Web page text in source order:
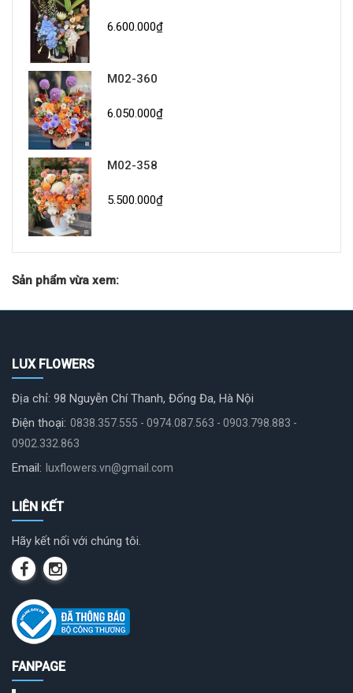
6.600.000₫
M02-360
6.050.000₫
M02-358
5.500.000₫
Sản phẩm vừa xem:
LUX FLOWERS
Địa chỉ: 98 Nguyễn Chí Thanh, Đống Đa, Hà Nội
Điện thoại: 0838.357.555 - 0974.087.563 - 0903.798.883 -
0902.332.863
Email: luxflowers.vn@gmail.com
LIÊN KẾT
Hãy kết nối với chúng tôi.
FANPAGE